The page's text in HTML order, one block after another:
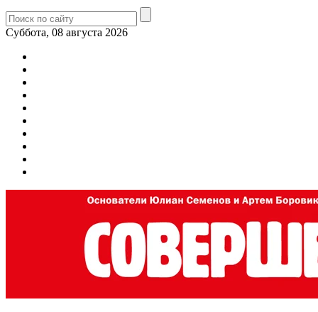
Суббота, 08 августа 2026